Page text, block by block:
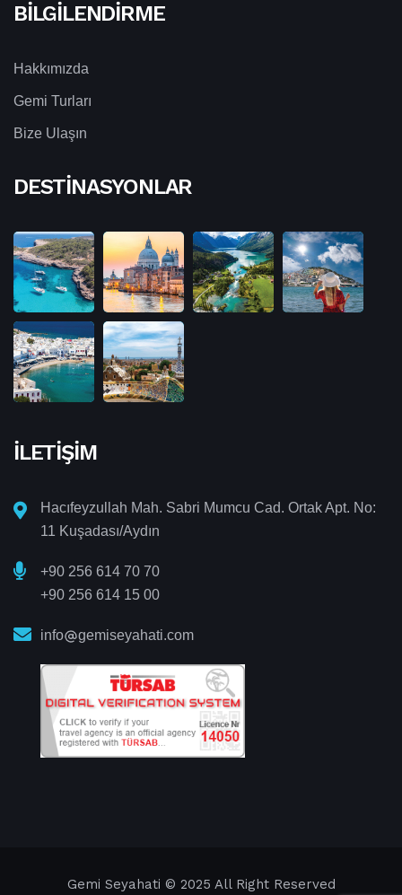
BILGILENDIRME
Hakkımızda
Gemi Turları
Bize Ulaşın
DESTINASYONLAR
İLETIŞIM
Hacıfeyzullah Mah. Sabri Mumcu Cad. Ortak Apt. No:
11 Kuşadası/Aydın
+90 256 614 70 70
+90 256 614 15 00
info gemiseyahati.com
Gemi Seyahati © 2025 All Right Reserved